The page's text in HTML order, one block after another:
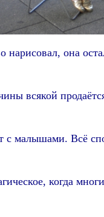
нарисовал, она
всякой
с малышами. Всё
когда